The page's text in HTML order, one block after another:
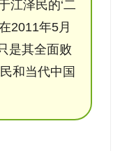
江泽民的‘二
2011年5月
是其全面败
和当代中国